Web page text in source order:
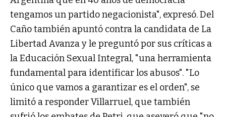
tengamos un partido negacionista", expresó. Del
Caño también apuntó contra la candidata de La
Libertad Avanza y le preguntó por sus críticas a
la Educación Sexual Integral, "una herramienta
fundamental para identificar los abusos". "Lo
único que vamos a garantizar es el orden", se
limitó a responder Villarruel, que también